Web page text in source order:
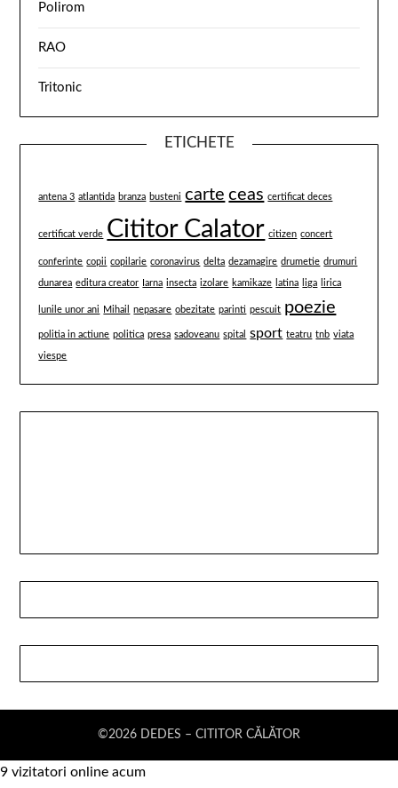
Polirom
RAO
Tritonic
ETICHETE
antena 3 atlantida branza busteni carte ceas certificat deces
certificat verde Cititor Calator citizen concert
conferinte copii copilarie coronavirus delta dezamagire drumetie drumuri
dunarea editura creator Iarna insecta izolare kamikaze latina liga lirica
lunile unor ani Mihail nepasare obezitate parinti pescuit poezie
politia in actiune politica presa sadoveanu spital sport teatru tnb viata
viespe
©2026 DEDES – CITITOR CĂLĂTOR
9 vizitatori online acum